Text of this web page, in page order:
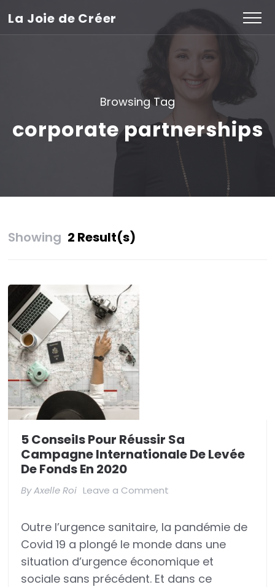
La Joie de Créer
Browsing Tag
corporate partnerships
Showing 2 Result(s)
5 Conseils Pour Réussir Sa
Campagne Internationale De Levée
De Fonds En 2020
ByAxelle Roi Leave a Comment
conseils
pour
réussir
Outre l’urgence sanitaire, la pandémie de
Covid 19 a plongé le monde dans une
situation d’urgence économique et
sociale sans précédent. Et dans ce